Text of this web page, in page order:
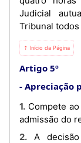
Judicial
Tribunal
⇡ Início da Página
Artigo 5º
Apreciação
1. Compete ao Juiz Presidente do Tribunal decidir da
admissão do
2. A decisão do Juiz Presidente que admite o